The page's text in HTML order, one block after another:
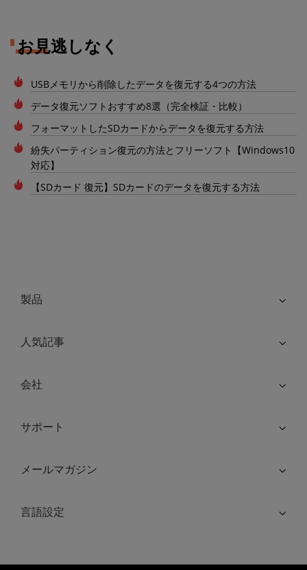
お見逃しなく
USBメモリから削除したデータを復元する4つの方法
データ復元ソフトおすすめ8選（完全検証・比較）
フォーマットしたSDカードからデータを復元する方法
紛失パーティション復元の方法とフリーソフト【Windows10
対応】
【SDカード 復元】SDカードのデータを復元する方法
製品
人気記事
会社
サポート
メールマガジン
言語設定